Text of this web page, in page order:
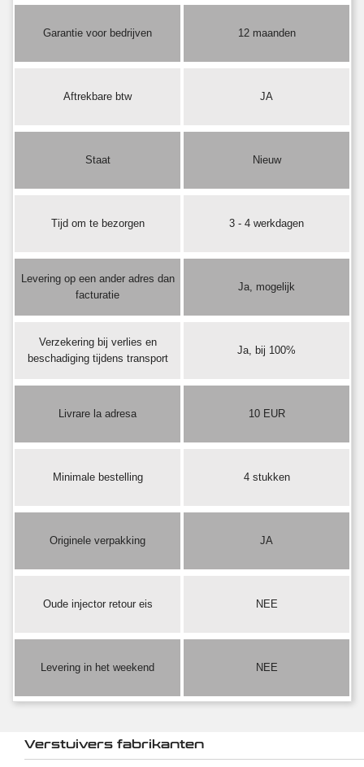
Garantie voor bedrijven 12 maanden
Aftrekbare btw JA
Staat Nieuw
Tijd om te bezorgen 3 - 4 werkdagen
Levering op een ander adres dan
facturatie
Ja, mogelijk
Verzekering bij verlies en
beschadiging tijdens transport
Ja, bij 100%
Livrare la adresa 10 EUR
Minimale bestelling 4 stukken
Originele verpakking JA
Oude injector retour eis NEE
Levering in het weekend NEE
Verstuivers fabrikanten